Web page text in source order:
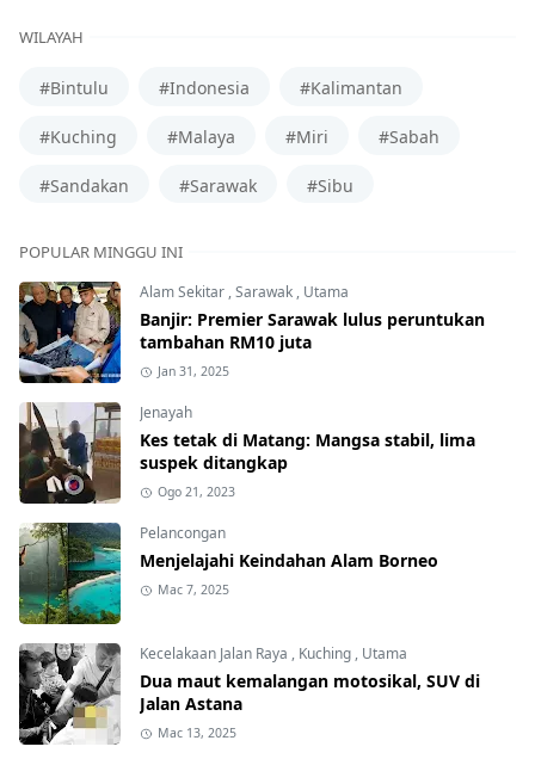
WILAYAH
#Bintulu #Indonesia #Kalimantan
#Kuching #Malaya #Miri #Sabah
#Sandakan #Sarawak #Sibu
POPULAR MINGGU INI
Alam Sekitar,Sarawak, Utama
Banjir: Premier Sarawak lulus peruntukan
tambahan RM10 juta
Jan 31, 2025
Jenayah
Kes tetak di Matang: Mangsa stabil, lima
suspek ditangkap
Ogo 21, 2023
Pelancongan
Menjelajahi Keindahan Alam Borneo
Mac 7, 2025
Kecelakaan Jalan Raya , Kuching, Utama
Dua maut kemalangan motosikal, SUV di
Jalan Astana
Mac 13, 2025